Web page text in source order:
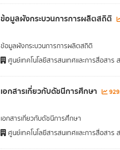
ข้อมูลผังกระบวนการการผลิตสถิติ
ข้อมูลผังกระบวนการการผลิตสถิติ
ศูนย์เทคโนโลยีสารสนเทศและการสื่อสาร
เอกสารเกี่ยวกับดัชนีการศึกษา
เอกสารเกี่ยวกับดัชนีการศึกษา
ศูนย์เทคโนโลยีสารสนเทศและการสื่อสาร